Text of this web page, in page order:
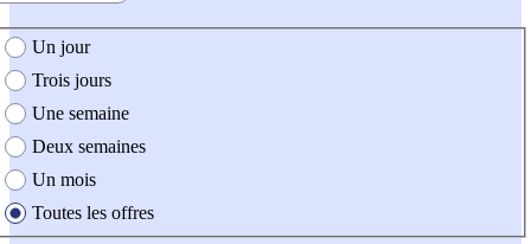
création de l'offre
Un jour
Trois jours
Une semaine
Deux semaines
Un mois
Toutes les offres